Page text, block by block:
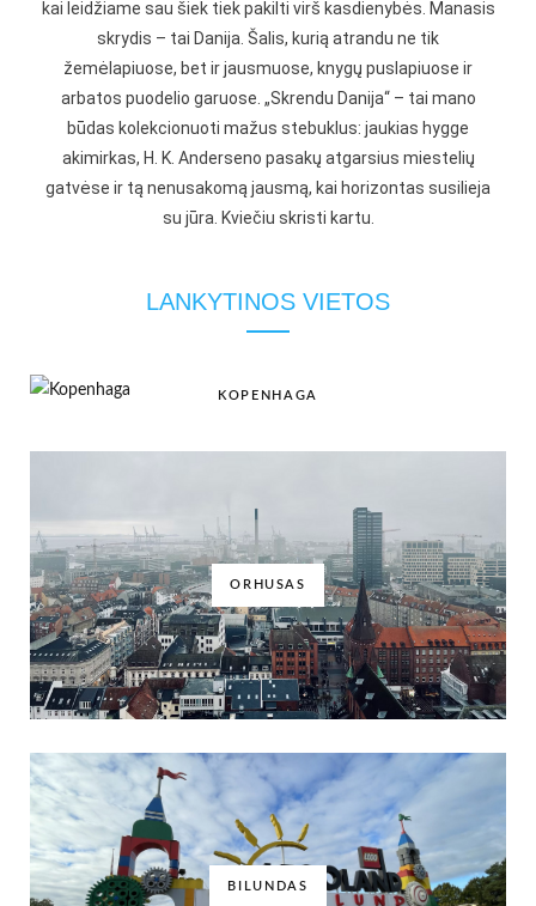
kai leidžiame sau šiek tiek pakilti virš kasdienybės. Manasis
skrydis – tai Danija. Šalis, kurią atrandu ne tik
žemėlapiuose, bet ir jausmuose, knygų puslapiuose ir
arbatos puodelio garuose. „Skrendu Danija“ – tai mano
būdas kolekcionuoti mažus stebuklus: jaukias hygge
akimirkas, H. K. Anderseno pasakų atgarsius miestelių
gatvėse ir tą nenusakomą jausmą, kai horizontas susilieja
su jūra. Kviečiu skristi kartu.
LANKYTINOS VIETOS
KOPENHAGA
ORHUSAS
BILUNDAS